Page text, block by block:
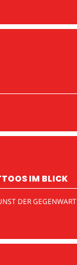
IM BLICK
DER GEGENWART